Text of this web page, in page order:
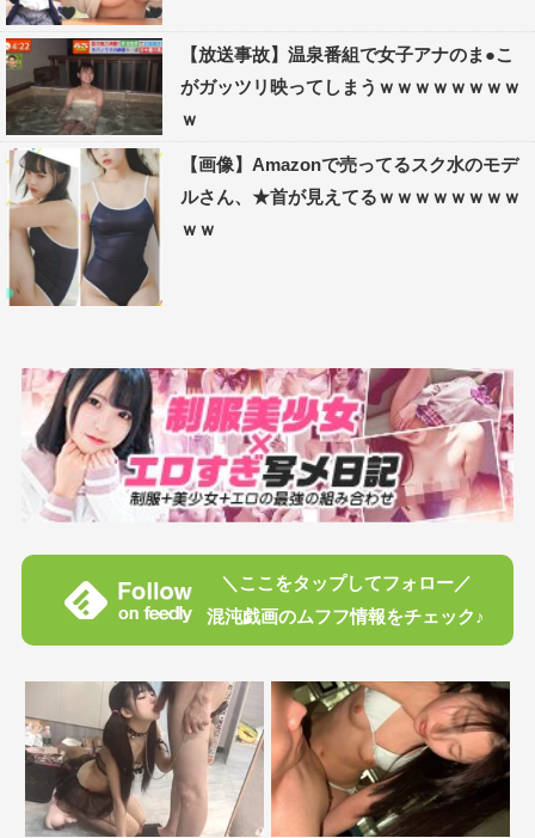
【放送事故】温泉番組で女子アナのま●こ
がガッツリ映ってしまうｗｗｗｗｗｗｗｗ
ｗ
【画像】Amazonで売ってるスク水のモデ
ルさん、★首が見えてるｗｗｗｗｗｗｗｗ
ｗｗ
＼ここをタップしてフォロー／
混沌戯画のムフフ情報をチェック♪